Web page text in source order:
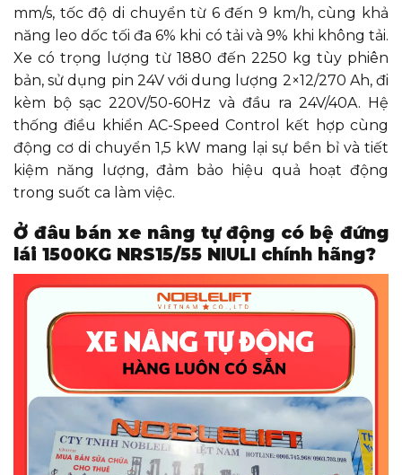
Động cơ di
chuyển
Kw 1.5
Động cơ nâng Kw
–
Ắc quy
V/Ah
2×12/270
Bộ sạc (nguồn
vào)
AC/V/Hz 220V/50/60Hz
Bộ sạc (nguồn
ra)
DC V/A 24V/40A
mm/s, tốc độ di chuyển từ 6 đến 9 km/h, cùng khả
năng leo dốc tối đa 6% khi có tải và 9% khi không tải.
Xe có trọng lượng từ 1880 đến 2250 kg tùy phiên
bản, sử dụng pin 24V với dung lượng 2×12/270 Ah, đi
kèm bộ sạc 220V/50-60Hz và đầu ra 24V/40A. Hệ
thống điều khiển AC-Speed Control kết hợp cùng
động cơ di chuyển 1,5 kW mang lại sự bền bỉ và tiết
kiệm năng lượng, đảm bảo hiệu quả hoạt động
trong suốt ca làm việc.
Ở đâu bán xe nâng tự động có bệ đứng
lái 1500KG NRS15/55 NIULI chính hãng?